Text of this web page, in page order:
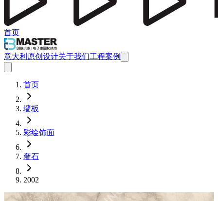
首页
意大利原创设计关于我们工程案例
首页
墙板
彩绘饰面
奢石
2002